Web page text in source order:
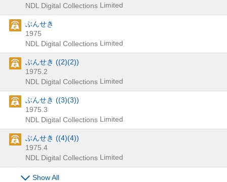
NDL Digital Collections Limited
ぶんせき
1975
NDL Digital Collections Limited
ぶんせき ((2)(2))
1975.2
NDL Digital Collections Limited
ぶんせき ((3)(3))
1975.3
NDL Digital Collections Limited
ぶんせき ((4)(4))
1975.4
NDL Digital Collections Limited
Show All